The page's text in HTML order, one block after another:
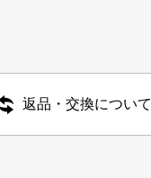
返品・交換について